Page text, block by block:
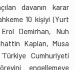
davanın karar
10 kişiyi (Yurt
Demirhan, Nuh
Kaplan, Musa
Cumhuriyeti
engellemeye